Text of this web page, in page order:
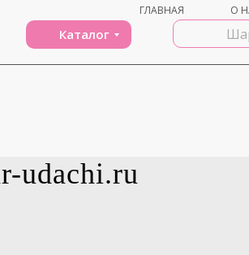
О
ГЛАВНАЯ
Каталог
udachi.ru